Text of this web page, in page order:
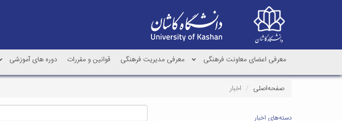
معرفی اعضای معاونت فرهنگی معرفی مدیریت فرهنگی قوانین و مقررات دوره های آموزشی
صفحه‌اصلی اخبار
دسته‌های اخبار